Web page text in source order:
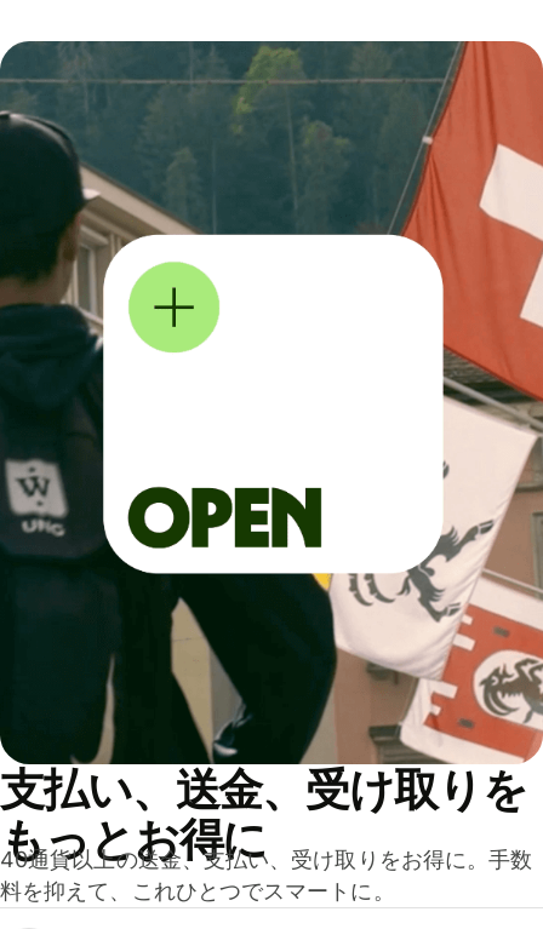
支払い、送金、受け取りを
もっとお得に
40通貨以上の送金、支払い、受け取りをお得に。手数
料を抑えて、これひとつでスマートに。